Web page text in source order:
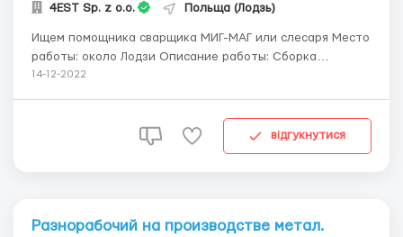
4EST Sp. z o.o. Польща (Лодзь)
Ищем помощника сварщика МИГ-МАГ или слесаря Место
работы: около Лодзи Описание работы: Сборка
приборов, Сварка металлических элементов методом
сварщика приветствуется Зарплата 19-20 злот...
14-12-2022
відгукнутися
Разнорабочий на производстве метал.